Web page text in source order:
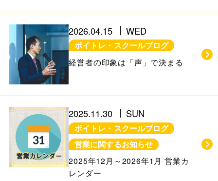
2026.04.15 WED
ボイトレ・スクールブログ
経営者の印象は「声」で決まる
2025.11.30 SUN
ボイトレ・スクールブログ
営業に関するお知らせ
2025年12月～2026年1月 営業カ
レンダー